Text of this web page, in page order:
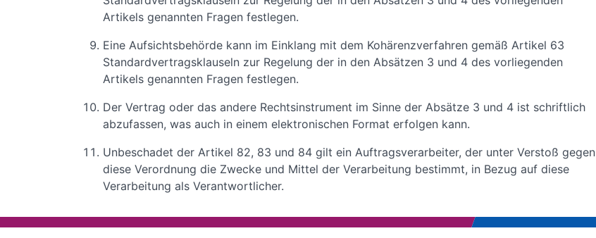
Artikels genannten Fragen festlegen.
Eine Aufsichtsbehörde kann im Einklang mit dem Kohärenzverfahren gemäß Artikel 63
Standardvertragsklauseln zur Regelung der in den Absätzen 3 und 4 des vorliegenden
Artikels genannten Fragen festlegen.
Der Vertrag oder das andere Rechtsinstrument im Sinne der Absätze 3 und 4 ist schriftlich
abzufassen, was auch in einem elektronischen Format erfolgen kann.
Unbeschadet der Artikel 82, 83 und 84 gilt ein Auftragsverarbeiter, der unter Verstoß gegen
diese Verordnung die Zwecke und Mittel der Verarbeitung bestimmt, in Bezug auf diese
Verarbeitung als Verantwortlicher.